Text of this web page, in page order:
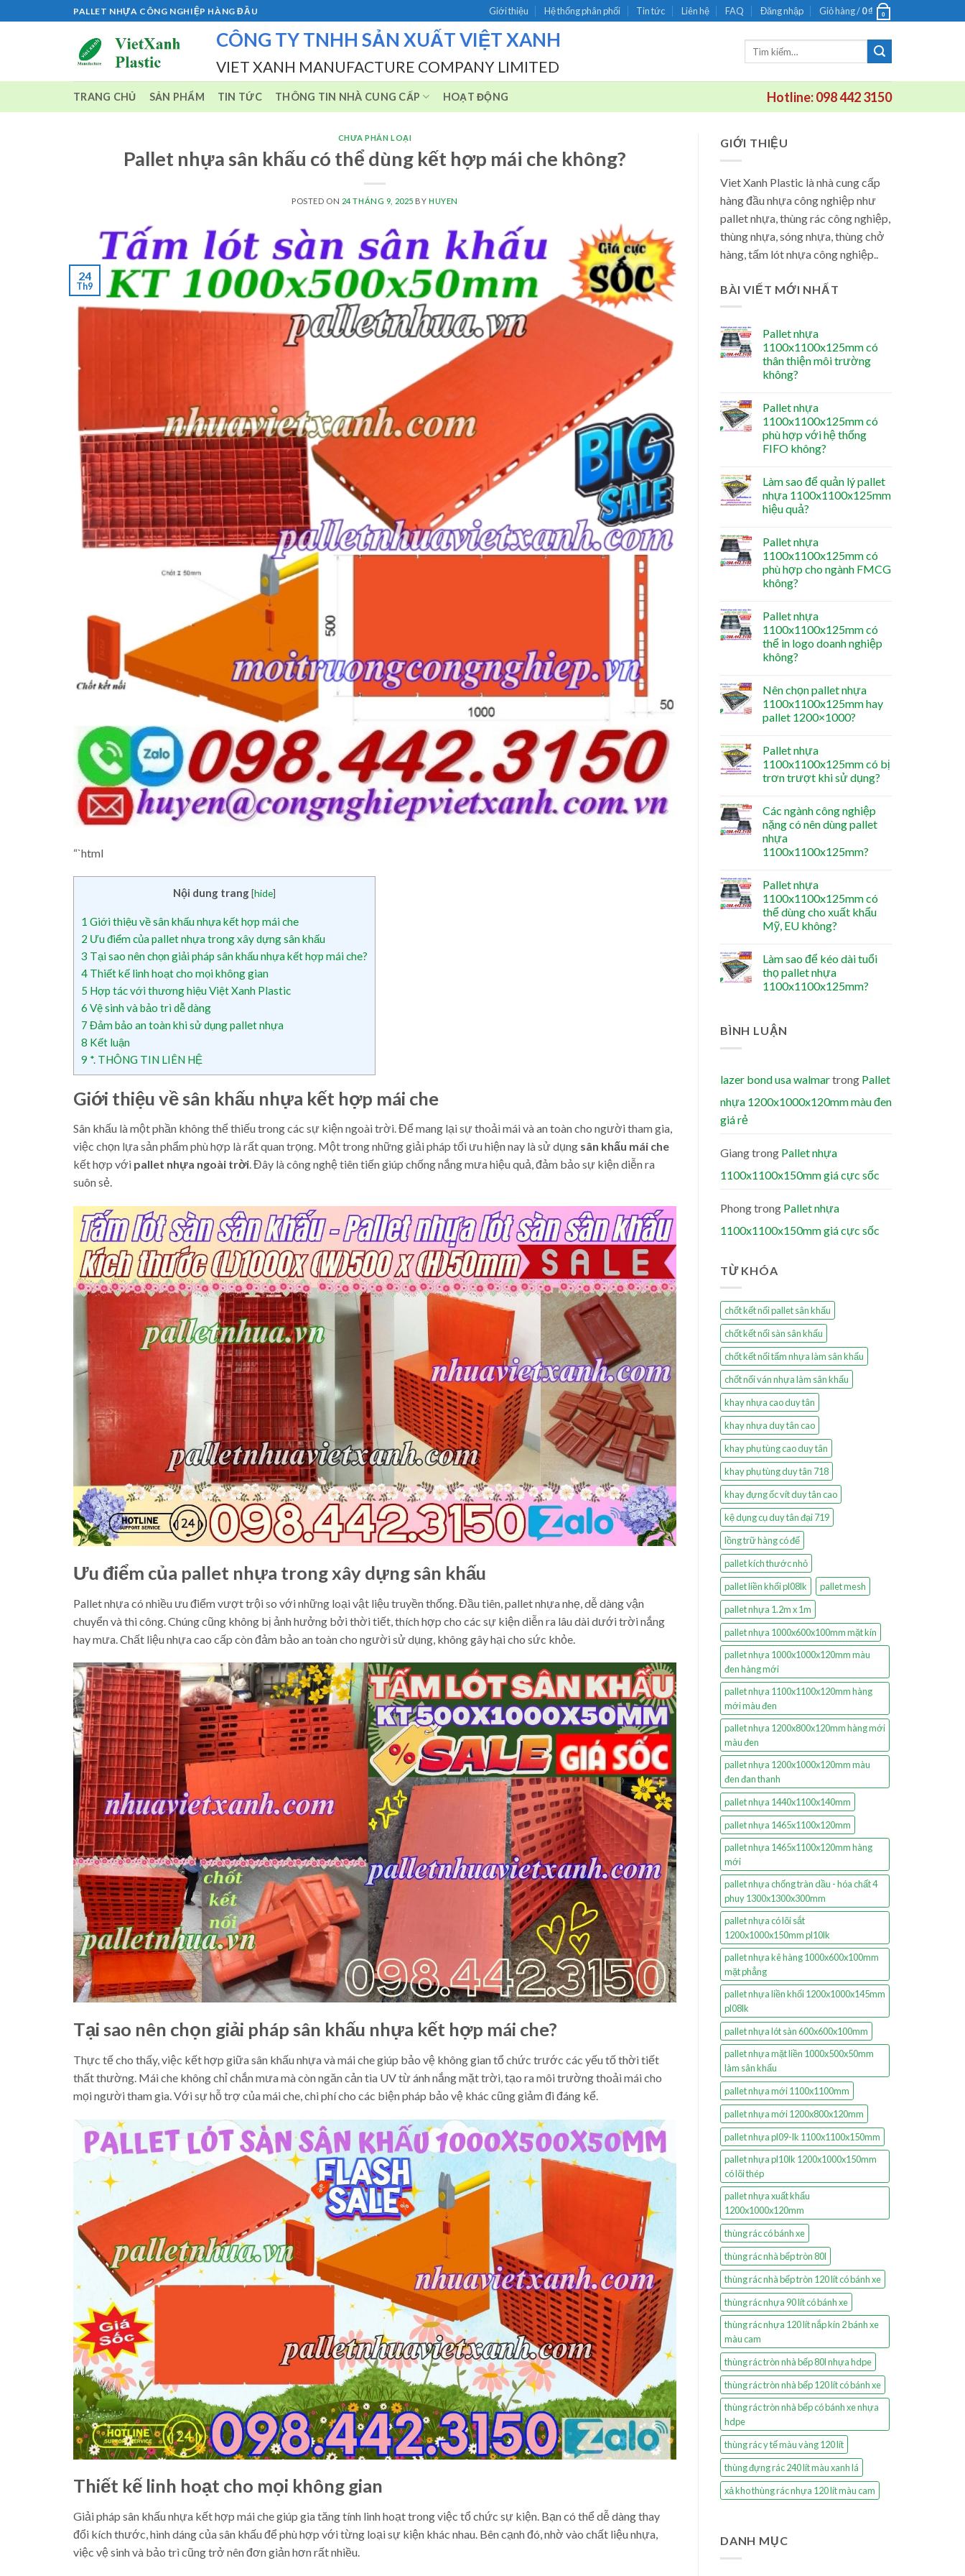
to
PALLET NHỰA CÔNG NGHIỆP HÀNG ĐẦU Giới thiệu Hệ thống phân phối Tin tức Liên hệ FAQ Đăng nhập Giỏ hàng /0₫ 0
CÔNG TY TNHH SẢN XUẤT VIỆT XANH
VIET XANH MANUFACTURE COMPANY LIMITED
TRANG CHỦ SẢN PHẨM TIN TỨC THÔNG TIN NHÀ CUNG CẤP HOẠT ĐỘNG Hotline: 098 442 3150
CHƯA PHÂN LOẠI
Pallet nhựa sân khấu có thể dùng kết hợp mái che không?
POSTED ON 24 THÁNG 9, 2025 BY HUYEN
24
Th9
“`html
Nội dung trang[hide]
1 Giới thiệu về sân khấu nhựa kết hợp mái che
2 Ưu điểm của pallet nhựa trong xây dựng sân khấu
3 Tại sao nên chọn giải pháp sân khấu nhựa kết hợp mái che?
4 Thiết kế linh hoạt cho mọi không gian
5 Hợp tác với thương hiệu Việt Xanh Plastic
6 Vệ sinh và bảo trì dễ dàng
7 Đảm bảo an toàn khi sử dụng pallet nhựa
8 Kết luận
9 *. THÔNG TIN LIÊN HỆ
Giới thiệu về sân khấu nhựa kết hợp mái che
Sân khấu là một phần không thể thiếu trong các sự kiện ngoài trời. Để mang lại sự thoải mái và an toàn cho người tham gia,
việc chọn lựa sản phẩm phù hợp là rất quan trọng. Một trong những giải pháp tối ưu hiện nay là sử dụng sân khấu mái che
kết hợp với pallet nhựa ngoài trời. Đây là công nghệ tiên tiến giúp chống nắng mưa hiệu quả, đảm bảo sự kiện diễn ra
suôn sẻ.
Ưu điểm của pallet nhựa trong xây dựng sân khấu
Pallet nhựa có nhiều ưu điểm vượt trội so với những loại vật liệu truyền thống. Đầu tiên, pallet nhựa nhẹ, dễ dàng vận
chuyển và thi công. Chúng cũng không bị ảnh hưởng bởi thời tiết, thích hợp cho các sự kiện diễn ra lâu dài dưới trời nắng
hay mưa. Chất liệu nhựa cao cấp còn đảm bảo an toàn cho người sử dụng, không gây hại cho sức khỏe.
Tại sao nên chọn giải pháp sân khấu nhựa kết hợp mái che?
Thực tế cho thấy, việc kết hợp giữa sân khấu nhựa và mái che giúp bảo vệ không gian tổ chức trước các yếu tố thời tiết
thất thường. Mái che không chỉ chắn mưa mà còn ngăn cản tia UV từ ánh nắng mặt trời, tạo ra môi trường thoải mái cho
mọi người tham gia. Với sự hỗ trợ của mái che, chi phí cho các biện pháp bảo vệ khác cũng giảm đi đáng kể.
Thiết kế linh hoạt cho mọi không gian
Giải pháp sân khấu nhựa kết hợp mái che giúp gia tăng tính linh hoạt trong việc tổ chức sự kiện. Bạn có thể dễ dàng thay
đổi kích thước, hình dáng của sân khấu để phù hợp với từng loại sự kiện khác nhau. Bên cạnh đó, nhờ vào chất liệu nhựa,
việc vệ sinh và bảo trì cũng trở nên đơn giản hơn rất nhiều.
GIỚI THIỆU
Viet Xanh Plastic là nhà cung cấp
hàng đầu nhựa công nghiệp như
pallet nhựa, thùng rác công nghiệp,
thùng nhựa, sóng nhựa, thùng chở
hàng, tấm lót nhựa công nghiệp..
BÀI VIẾT MỚI NHẤT
Pallet nhựa
1100x1100x125mm có
thân thiện môi trường
không?
Pallet nhựa
1100x1100x125mm có
phù hợp với hệ thống
FIFO không?
Làm sao để quản lý pallet
nhựa 1100x1100x125mm
hiệu quả?
Pallet nhựa
1100x1100x125mm có
phù hợp cho ngành FMCG
không?
Pallet nhựa
1100x1100x125mm có
thể in logo doanh nghiệp
không?
Nên chọn pallet nhựa
1100x1100x125mm hay
pallet 1200×1000?
Pallet nhựa
1100x1100x125mm có bị
trơn trượt khi sử dụng?
Các ngành công nghiệp
nặng có nên dùng pallet
nhựa
1100x1100x125mm?
Pallet nhựa
1100x1100x125mm có
thể dùng cho xuất khẩu
Mỹ, EU không?
Làm sao để kéo dài tuổi
thọ pallet nhựa
1100x1100x125mm?
BÌNH LUẬN
lazer bond usa walmartrong Pallet
nhựa 1200x1000x120mm màu đen
giá rẻ
Giangtrong Pallet nhựa
1100x1100x150mm giá cực sốc
Phongtrong Pallet nhựa
1100x1100x150mm giá cực sốc
TỪ KHÓA
chốt kết nối pallet sân khấu
chốt kết nối sàn sân khấu
chốt kết nối tấm nhựa làm sân khấu
chốt nối ván nhựa làm sân khấu
khay nhựa cao duy tân
khay nhựa duy tân cao
khay phụ tùng cao duy tân
khay phụ tùng duy tân 718
khay đựng ốc vít duy tân cao
kệ dụng cụ duy tân đại 719
lồng trữ hàng có đế
pallet kích thước nhỏ
pallet liền khối pl08lk
pallet mesh
pallet nhựa 1.2m x 1m
pallet nhựa 1000x600x100mm mặt kín
pallet nhựa 1000x1000x120mm màu
đen hàng mới
pallet nhựa 1100x1100x120mm hàng
mới màu đen
pallet nhựa 1200x800x120mm hàng mới
màu đen
pallet nhựa 1200x1000x120mm màu
đen đan thanh
pallet nhựa 1440x1100x140mm
pallet nhựa 1465x1100x120mm
pallet nhựa 1465x1100x120mm hàng
mới
pallet nhựa chống tràn dầu - hóa chất 4
phuy 1300x1300x300mm
pallet nhựa có lõi sắt
1200x1000x150mm pl10lk
pallet nhựa kê hàng 1000x600x100mm
mặt phẳng
pallet nhựa liền khối 1200x1000x145mm
pl08lk
pallet nhựa lót sàn 600x600x100mm
pallet nhựa mặt liền 1000x500x50mm
làm sân khấu
pallet nhựa mới 1100x1100mm
pallet nhựa mới 1200x800x120mm
pallet nhựa pl09-lk 1100x1100x150mm
pallet nhựa pl10lk 1200x1000x150mm
có lõi thép
pallet nhựa xuất khẩu
1200x1000x120mm
thùng rác có bánh xe
thùng rác nhà bếp tròn 80l
thùng rác nhà bếp tròn 120 lít có bánh xe
thùng rác nhựa 90 lít có bánh xe
thùng rác nhựa 120 lít nắp kín 2 bánh xe
màu cam
thùng rác tròn nhà bếp 80l nhựa hdpe
thùng rác tròn nhà bếp 120 lít có bánh xe
thùng rác tròn nhà bếp có bánh xe nhựa
hdpe
thùng rác y tế màu vàng 120 lít
thùng đựng rác 240 lít màu xanh lá
xả kho thùng rác nhựa 120 lít màu cam
DANH MỤC